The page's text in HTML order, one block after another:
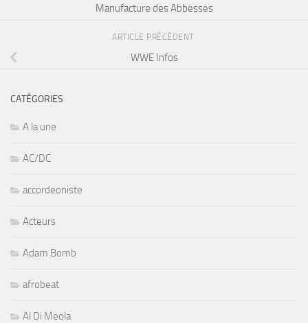
Manufacture des Abbesses
ARTICLE PRÉCÉDENT
WWE Infos
CATÉGORIES
A la une
AC/DC
accordeoniste
Acteurs
Adam Bomb
afrobeat
Al Di Meola